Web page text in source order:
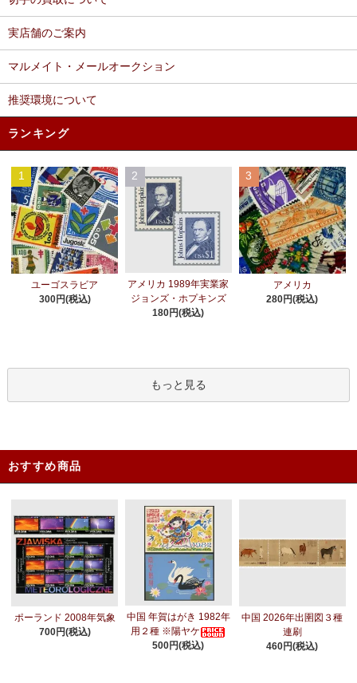
実店舗のご案内
マルメイト・メールオークション
推奨環境について
ランキング
1
ユーゴスラビア
300円(税込)
2
アメリカ 1989年実業家
ジョンズ・ホプキンズ
180円(税込)
3
アメリカ
280円(税込)
もっと見る
おすすめ商品
ポーランド 2008年気象
700円(税込)
中国 年賀はがき 1982年
用２種 ※陽ヤケ
500円(税込)
中国 2026年出圉図３種
連刷
460円(税込)